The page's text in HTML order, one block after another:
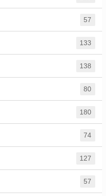
57
133
138
80
180
74
127
57